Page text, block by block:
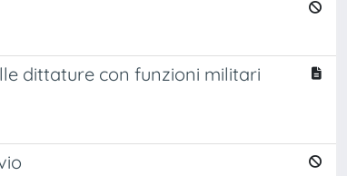
dittature con funzioni militari